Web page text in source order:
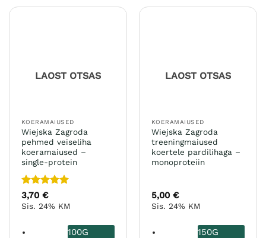
tootelehel.
tootelehel.
LAOST OTSAS
KOERAMAIUSED
Wiejska Zagroda
pehmed veiseliha
koeramaiused –
single-protein
Hinnanguga
5/ 5
3,70 €
Sis. 24% KM
100G
LAOST OTSAS
KOERAMAIUSED
Wiejska Zagroda
treeningmaiused
koertele pardilihaga –
monoproteiin
5,00 €
Sis. 24% KM
150G